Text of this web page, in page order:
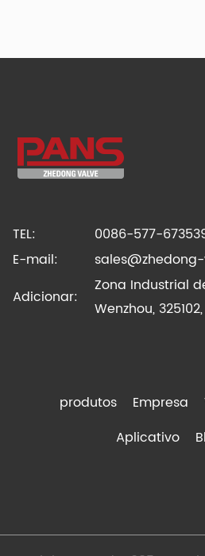
TEL:
0086-577-
E-mail:
Adicionar:
Zona Industrial
Wenzhou,
produtos Empresa
Aplicativo